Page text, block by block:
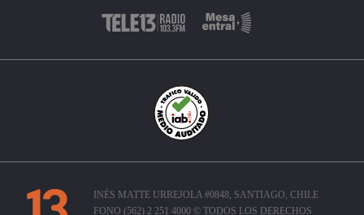
INÉS MATTE URREJOLA #0848, SANTIAGO, CHILE
FONO (562) 2 251 4000 © TODOS LOS DERECHOS